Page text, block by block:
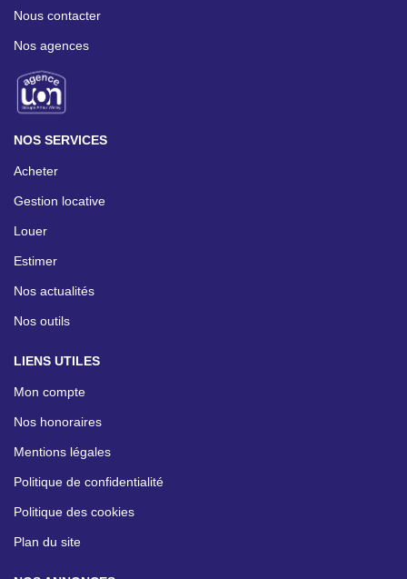
Nous contacter
Nos agences
NOS SERVICES
Acheter
Gestion locative
Louer
Estimer
Nos actualités
Nos outils
LIENS UTILES
Mon compte
Nos honoraires
Mentions légales
Politique de confidentialité
Politique des cookies
Plan du site